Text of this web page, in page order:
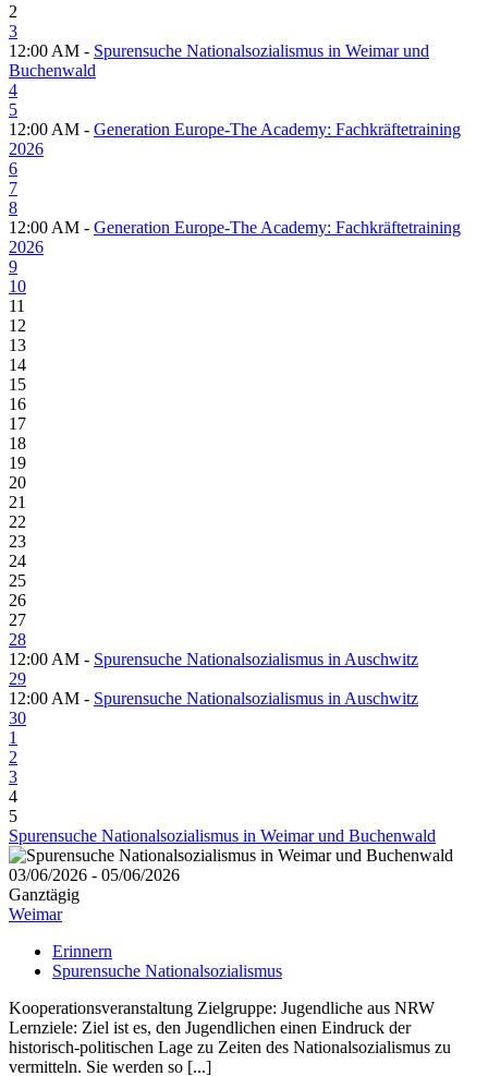
2
3
12:00 AM - Spurensuche Nationalsozialismus in Weimar und
Buchenwald
4
5
12:00 AM - Generation Europe-The Academy: Fachkräftetraining
2026
6
7
8
12:00 AM - Generation Europe-The Academy: Fachkräftetraining
2026
9
10
11
12
13
14
15
16
17
18
19
20
21
22
23
24
25
26
27
28
12:00 AM - Spurensuche Nationalsozialismus in Auschwitz
29
12:00 AM - Spurensuche Nationalsozialismus in Auschwitz
30
1
2
3
4
5
Spurensuche Nationalsozialismus in Weimar und Buchenwald
03/06/2026 - 05/06/2026
Ganztägig
Weimar
Erinnern
Spurensuche Nationalsozialismus
Kooperationsveranstaltung Zielgruppe: Jugendliche aus NRW
Lernziele: Ziel ist es, den Jugendlichen einen Eindruck der
historisch-politischen Lage zu Zeiten des Nationalsozialismus zu
vermitteln. Sie werden so [...]